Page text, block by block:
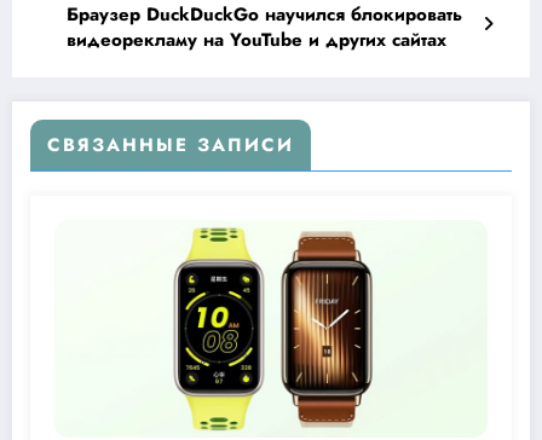
Браузер DuckDuckGo научился блокировать
видеорекламу на YouTube и других сайтах
СВЯЗАННЫЕ ЗАПИСИ